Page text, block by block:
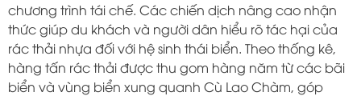
chương trình tái chế. Các chiến dịch nâng cao nhận
thức giúp du khách và người dân hiểu rõ tác hại của
rác thải nhựa đối với hệ sinh thái biển. Theo thống kê,
hàng tấn rác thải được thu gom hàng năm từ các bãi
biển và vùng biển xung quanh Cù Lao Chàm, góp